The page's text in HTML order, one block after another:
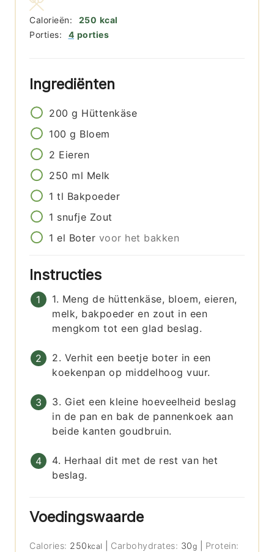
Porties: 4 porties
Calorieën: 250 kcal
Ingrediënten
200 g Hüttenkäse
100 g Bloem
2 Eieren
250 ml Melk
1 tl Bakpoeder
1 snufje Zout
1 el Boter voor het bakken
Instructies
1. Meng de hüttenkäse, bloem, eieren,
melk, bakpoeder en zout in een
mengkom tot een glad beslag.
2. Verhit een beetje boter in een
koekenpan op middelhoog vuur.
3. Giet een kleine hoeveelheid beslag
in de pan en bak de pannenkoek aan
beide kanten goudbruin.
4. Herhaal dit met de rest van het
beslag.
Voedingswaarde
Calories: 250 kcal Carbohydrates: 30g
Protein: